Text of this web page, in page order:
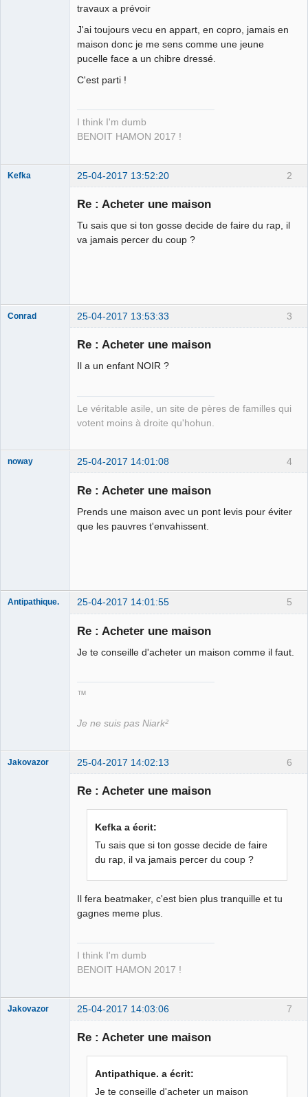
travaux a prévoir
J'ai toujours vecu en appart, en copro, jamais en
maison donc je me sens comme une jeune
pucelle face a un chibre dressé.
C'est parti !
I think I'm dumb
BENOIT HAMON 2017 !
2
Kefka 25-04-2017 13:52:20
Re : Acheter une maison
Tu sais que si ton gosse decide de faire du rap, il
va jamais percer du coup ?
3
Conrad 25-04-2017 13:53:33
Re : Acheter une maison
Il a un enfant NOIR ?
Le véritable asile, un site de pères de familles qui
votent moins à droite qu'hohun.
4
noway 25-04-2017 14:01:08
Re : Acheter une maison
Prends une maison avec un pont levis pour éviter
que les pauvres t'envahissent.
5
Antipathique. 25-04-2017 14:01:55
Re : Acheter une maison
Je te conseille d'acheter un maison comme il faut.
™
Je ne suis pas Niark²
6
Jakovazor 25-04-2017 14:02:13
Re : Acheter une maison
Kefka a écrit:
Tu sais que si ton gosse decide de faire
du rap, il va jamais percer du coup ?
Il fera beatmaker, c'est bien plus tranquille et tu
gagnes meme plus.
I think I'm dumb
BENOIT HAMON 2017 !
7
Jakovazor 25-04-2017 14:03:06
Re : Acheter une maison
Antipathique. a écrit:
Je te conseille d'acheter un maison